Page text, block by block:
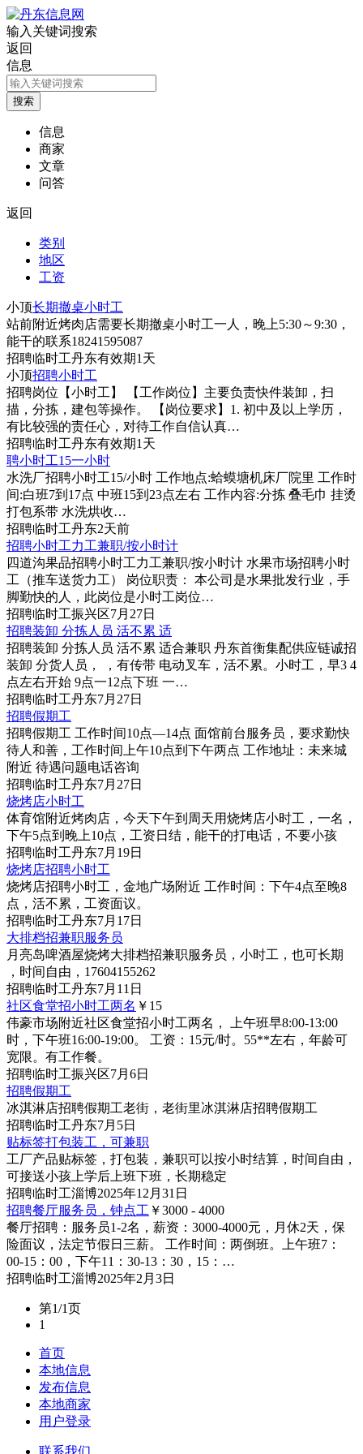
输入关键词搜索
返回
信息
信息
商家
文章
问答
返回
类别
地区
工资
小顶长期撤桌小时工
站前附近烤肉店需要长期撤桌小时工一人，晚上5:30～9:30，
能干的联系18241595087
招聘临时工丹东有效期1天
小顶招聘小时工
招聘岗位【小时工】 【工作岗位】主要负责快件装卸，扫
描，分拣，建包等操作。 【岗位要求】1. 初中及以上学历，
有比较强的责任心，对待工作自信认真…
招聘临时工丹东有效期1天
聘小时工15一小时
水洗厂招聘小时工15/小时 工作地点:蛤蟆塘机床厂院里 工作时
间:白班7到17点 中班15到23点左右 工作内容:分拣 叠毛巾 挂烫
打包系带 水洗烘收…
招聘临时工丹东2天前
招聘小时工力工兼职/按小时计
四道沟果品招聘小时工力工兼职/按小时计 水果市场招聘小时
工（推车送货力工） 岗位职责： 本公司是水果批发行业，手
脚勤快的人，此岗位是小时工岗位…
招聘临时工振兴区7月27日
招聘装卸 分拣人员 活不累 适
招聘装卸 分拣人员 活不累 适合兼职 丹东首衡集配供应链诚招
装卸 分货人员， ，有传带 电动叉车，活不累。小时工，早3 4
点左右开始 9点一12点下班 一…
招聘临时工丹东7月27日
招聘假期工
招聘假期工 工作时间10点—14点 面馆前台服务员，要求勤快
待人和善，工作时间上午10点到下午两点 工作地址：未来城
附近 待遇问题电话咨询
招聘临时工丹东7月27日
烧烤店小时工
体育馆附近烤肉店，今天下午到周天用烧烤店小时工，一名，
下午5点到晚上10点，工资日结，能干的打电话，不要小孩
招聘临时工丹东7月19日
烧烤店招聘小时工
烧烤店招聘小时工，金地广场附近 工作时间：下午4点至晚8
点，活不累，工资面议。
招聘临时工丹东7月17日
大排档招兼职服务员
月亮岛啤酒屋烧烤大排档招兼职服务员，小时工，也可长期
，时间自由，17604155262
招聘临时工丹东7月11日
社区食堂招小时工两名 ￥15
伟豪市场附近社区食堂招小时工两名， 上午班早8:00-13:00
时，下午班16:00-19:00。 工资：15元/时。55**左右，年龄可
宽限。有工作餐。
招聘临时工振兴区7月6日
招聘假期工
冰淇淋店招聘假期工老街，老街里冰淇淋店招聘假期工
招聘临时工丹东7月5日
贴标签打包装工，可兼职
工厂产品贴标签，打包装，兼职可以按小时结算，时间自由，
可接送小孩上学后上班下班，长期稳定
招聘临时工淄博2025年12月31日
招聘餐厅服务员，钟点工 ￥3000 - 4000
餐厅招聘：服务员1-2名，薪资：3000-4000元，月休2天，保
险面议，法定节假日三薪。 工作时间：两倒班。上午班7：
00-15：00，下午11：30-13：30，15：…
招聘临时工淄博2025年2月3日
第1/1页
1
首页
本地信息
发布信息
本地商家
用户登录
联系我们